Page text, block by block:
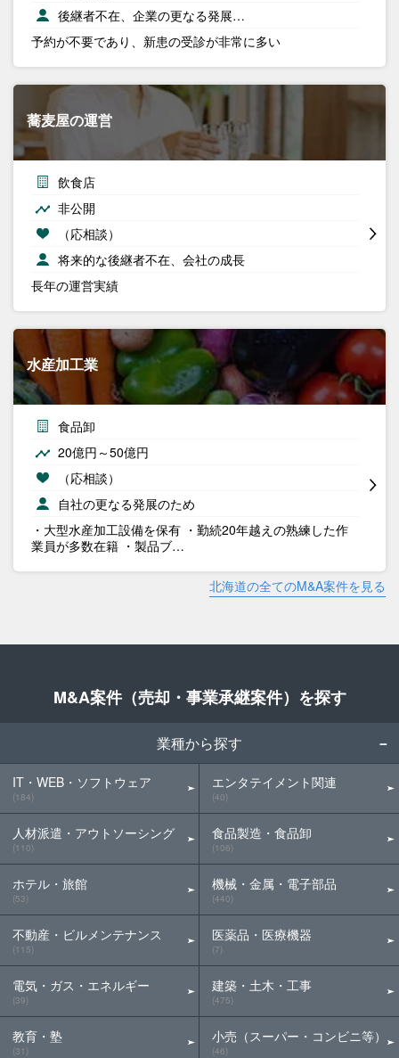
後継者不在、企業の更なる発展…
予約が不要であり、新患の受診が非常に多い
蕎麦屋の運営
飲食店
非公開
（応相談）
将来的な後継者不在、会社の成長
長年の運営実績
水産加工業
食品卸
20億円～50億円
（応相談）
自社の更なる発展のため
・大型水産加工設備を保有 ・勤続20年越えの熟練した作
業員が多数在籍 ・製品ブ…
北海道の全てのM&A案件を見る
M&A案件（売却・事業承継案件）を探す
業種から探す
IT・WEB・ソフトウェア
(184)
人材派遣・アウトソーシング
(110)
ホテル・旅館
(53)
不動産・ビルメンテナンス
(115)
電気・ガス・エネルギー
(39)
教育・塾
(31)
エンタテイメント関連
(40)
食品製造・食品卸
(106)
機械・金属・電子部品
(440)
医薬品・医療機器
(7)
建築・土木・工事
(475)
小売（スーパー・コンビニ等）
(46)